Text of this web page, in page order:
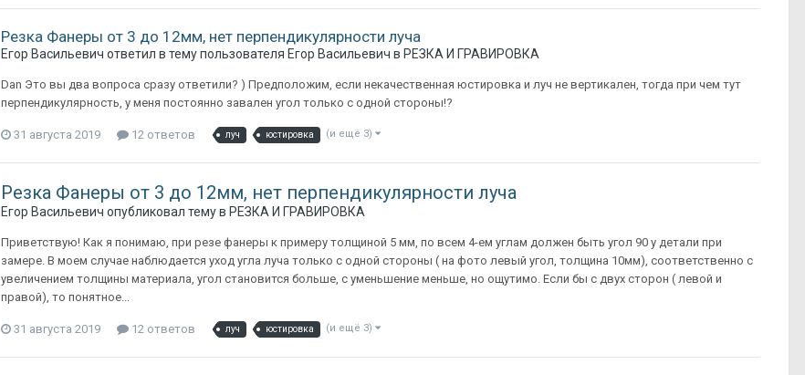
Резка Фанеры от 3 до 12мм, нет перпендикулярности луча
Егор Васильевич ответил в тему пользователя Егор Васильевич в РЕЗКА И ГРАВИРОВКА
Dan Это вы два вопроса сразу ответили? ) Предположим, если некачественная юстировка и луч не вертикален, тогда при чем тут
перпендикулярность, у меня постоянно завален угол только с одной стороны!?
31 августа 2019 12 ответов луч юстировка (и ещё 3)
Резка Фанеры от 3 до 12мм, нет перпендикулярности луча
Егор Васильевич опубликовал тему в РЕЗКА И ГРАВИРОВКА
Приветствую! Как я понимаю, при резе фанеры к примеру толщиной 5 мм, по всем 4-ем углам должен быть угол 90 у детали при
замере. В моем случае наблюдается уход угла луча только с одной стороны ( на фото левый угол, толщина 10мм), соответственно с
увеличением толщины материала, угол становится больше, с уменьшение меньше, но ощутимо. Если бы с двух сторон ( левой и
правой), то понятное...
31 августа 2019 12 ответов луч юстировка (и ещё 3)